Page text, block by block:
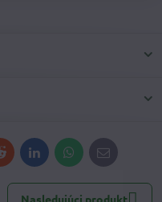
LinkedInWhatsApp
E-
mail
Nasledujúci produkt